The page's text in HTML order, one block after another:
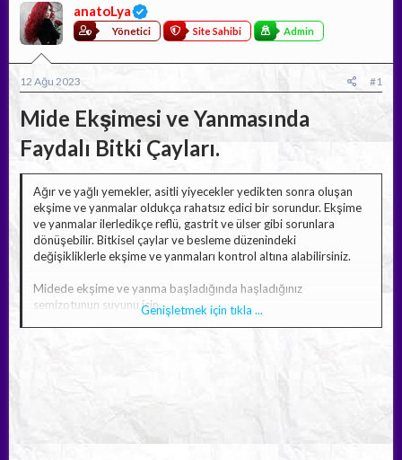
u
y
u
b
a
ş
l
a
t
a
n
a
n
g
ı
t
r
i
h
i
anatoLya
Yönetici Site Sahibi Admin
12 Ağu 2023 #1
Mide Ekşimesi ve Yanmasında
Faydalı Bitki Çayları.​
Ağır ve yağlı yemekler, asitli yiyecekler yedikten sonra oluşan
ekşime ve yanmalar oldukça rahatsız edici bir sorundur. Ekşime
ve yanmalar ilerledikçe reflü, gastrit ve ülser gibi sorunlara
dönüşebilir. Bitkisel çaylar ve besleme düzenindeki
değişikliklerle ekşime ve yanmaları kontrol altına alabilirsiniz.
Midede ekşime ve yanma başladığında haşladığınız
semizotunun suyunu için.
Salçasız pişirilen bamya yemeği mideyi rahatlatacaktır.
Genişletmek için tıkla ...